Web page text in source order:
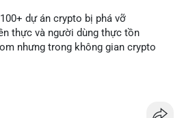
dự án crypto bị phá vỡ
thực và người dùng thực tồn
nhưng trong không gian crypto